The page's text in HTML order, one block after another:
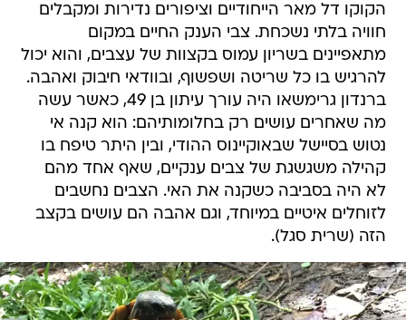
הקוקו דל מאר הייחודיים וציפורים נדירות ומקבלים
חוויה בלתי נשכחת. צבי הענק החיים במקום
מתאפיינים בשריון עמוס בקצוות של עצבים, והוא יכול
להרגיש בו כל שריטה ושפשוף, ובוודאי חיבוק ואהבה.
ברנדון גרימשאו היה עורך עיתון בן 49, כאשר עשה
מה שאחרים עושים רק בחלומותיהם: הוא קנה אי
נטוש בסיישל שבאוקיינוס ההודי, ובין היתר טיפח בו
קהילה משגשגת של צבים ענקיים, שאף אחד מהם
לא היה בסביבה כשקנה את האי. הצבים נחשבים
לזוחלים איטיים במיוחד, וגם אהבה הם עושים בקצב
הזה (שרית סגל).